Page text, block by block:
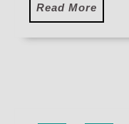
Read More
More